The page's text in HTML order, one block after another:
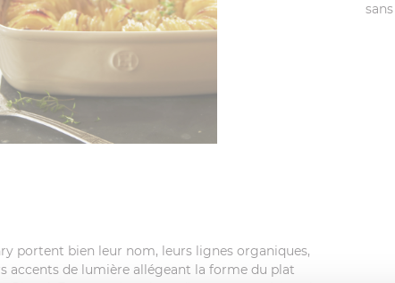
portent bien leur nom, leurs lignes organiques,
accents de lumière allégeant la forme du plat